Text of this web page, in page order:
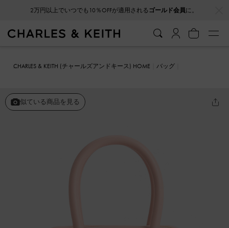
2万円以上でいつでも10％OFFが適用されるゴールド会員 に。
CHARLES & KEITH (チャールズアンドキース) HOME
バッグ
似ている商品を見る